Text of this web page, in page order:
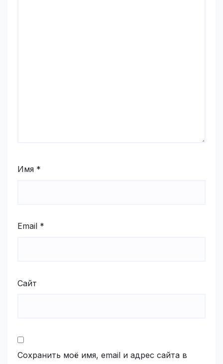
Имя *
Email *
Сайт
Сохранить моё имя, email и адрес сайта в